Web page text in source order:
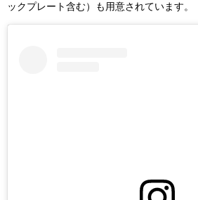
ックプレート含む）も用意されています。